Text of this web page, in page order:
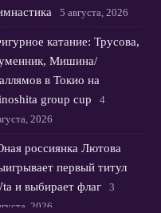
5 августа, 2026
катание: Трусова,
Мишина/
в Токио на
group cup
4
2026
россиянка Лютова
первый титул
и выбирает флаг
3
2026